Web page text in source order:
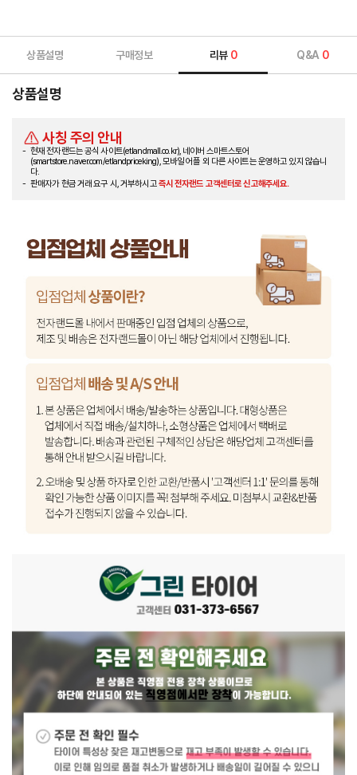
상품설명 구매정보 리뷰 0 Q&A 0
상품설명
사칭 주의 안내
현재 전자랜드는 공식 사이트(etlandmall.co.kr), 네이버 스마트스토어
(smartstore.naver.com/etlandpriceking), 모바일 어플 외 다른 사이트는 운영하고 있지 않습니
다.
판매자가 현금 거래 요구 시, 거부하시고즉시 전자랜드 고객센터로 신고해주세요.